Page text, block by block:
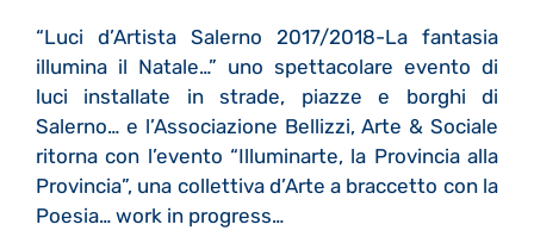
“Luci d’Artista Salerno 2017/2018-La fantasia
illumina il Natale…” uno spettacolare evento di
luci installate in strade, piazze e borghi di
Salerno… e l’Associazione Bellizzi, Arte & Sociale
ritorna con l’evento “Illuminarte, la Provincia alla
Provincia”, una collettiva d’Arte a braccetto con la
Poesia… work in progress…